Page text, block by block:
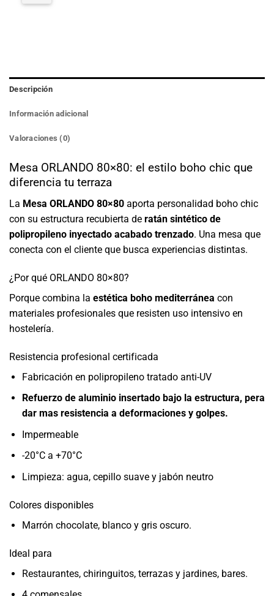
Descripción
Información adicional
Valoraciones (0)
Mesa ORLANDO 80×80: el estilo boho chic que
diferencia tu terraza
La Mesa ORLANDO 80×80 aporta personalidad boho chic
con su estructura recubierta de ratán sintético de
polipropileno inyectado acabado trenzado. Una mesa que
conecta con el cliente que busca experiencias distintas.
¿Por qué ORLANDO 80×80?
Porque combina la estética boho mediterránea con
materiales profesionales que resisten uso intensivo en
hostelería.
Resistencia profesional certificada
Fabricación en polipropileno tratado anti-UV
Refuerzo de aluminio insertado bajo la estructura, pera
dar mas resistencia a deformaciones y golpes.
Impermeable
-20°C a +70°C
Limpieza: agua, cepillo suave y jabón neutro
Colores disponibles
Marrón chocolate, blanco y gris oscuro.
Ideal para
Restaurantes, chiringuitos, terrazas y jardines, bares.